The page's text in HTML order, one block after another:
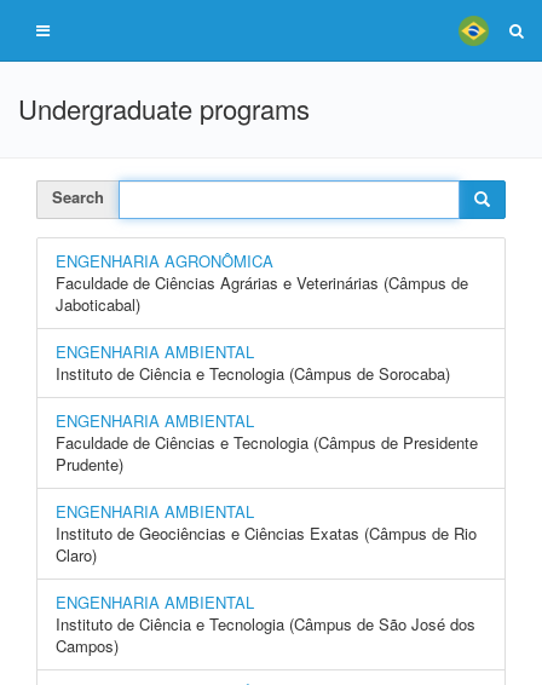
Undergraduate programs
Search
ENGENHARIA AGRONÔMICA
Faculdade de Ciências Agrárias e Veterinárias (Câmpus de
Jaboticabal)
ENGENHARIA AMBIENTAL
Instituto de Ciência e Tecnologia (Câmpus de Sorocaba)
ENGENHARIA AMBIENTAL
Faculdade de Ciências e Tecnologia (Câmpus de Presidente
Prudente)
ENGENHARIA AMBIENTAL
Instituto de Geociências e Ciências Exatas (Câmpus de Rio
Claro)
ENGENHARIA AMBIENTAL
Instituto de Ciência e Tecnologia (Câmpus de São José dos
Campos)